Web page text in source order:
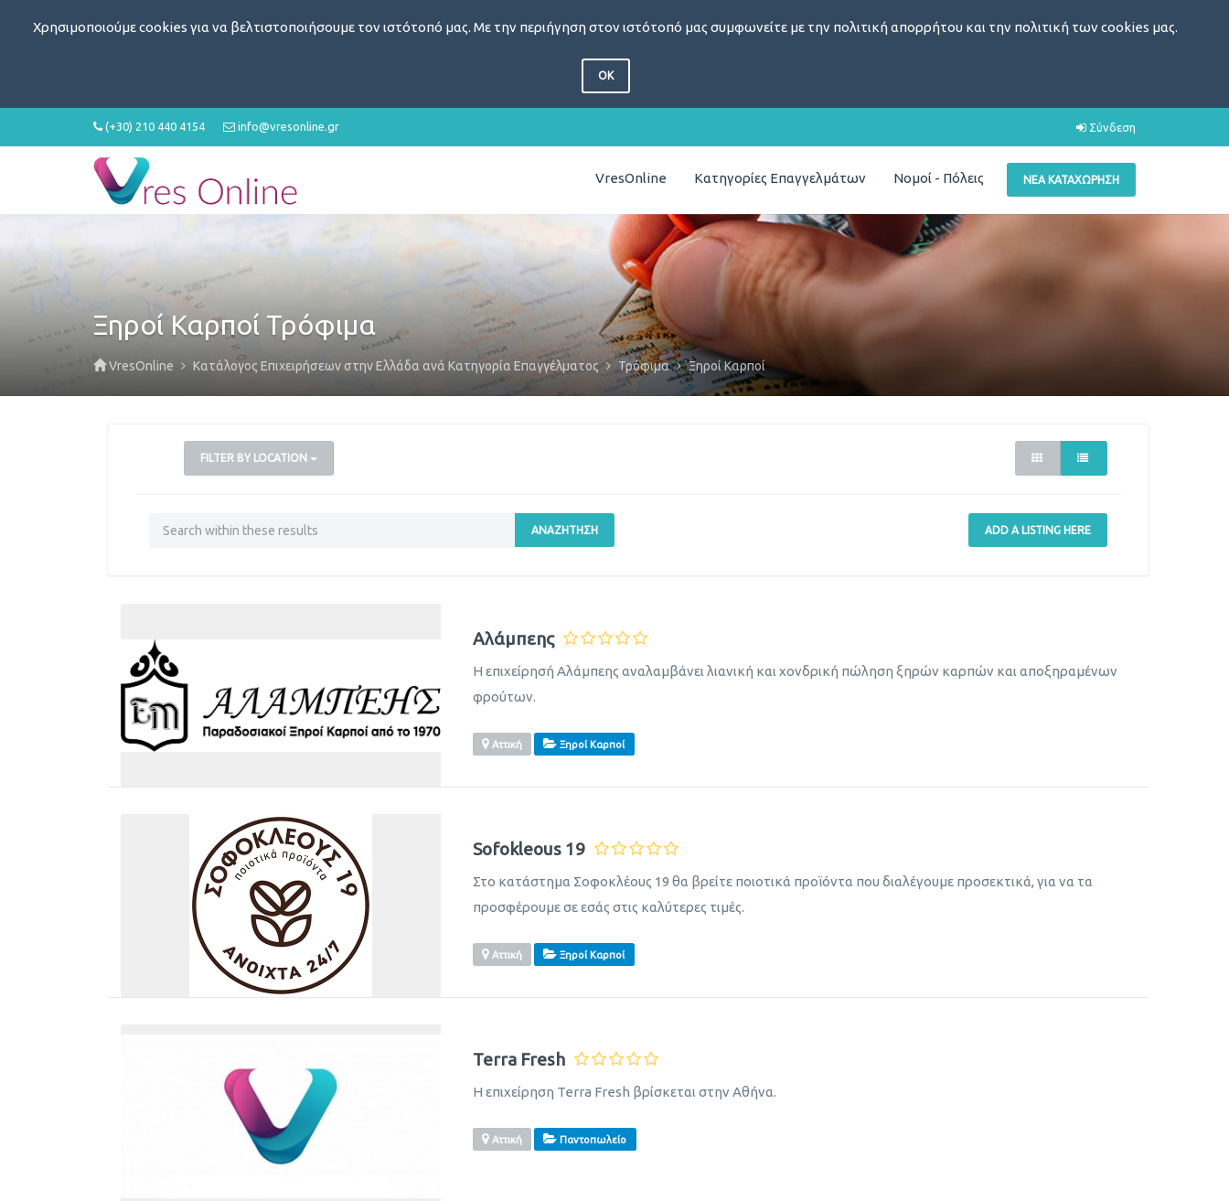
Χρησιμοποιούμε cookies για να βελτιστοποιήσουμε τον ιστότοπό μας. Με την περιήγηση στον ιστότοπό μας συμφωνείτε με την πολιτική απορρήτου και την πολιτική των cookies μας.
OK
Σύνδεση
(+30) 210 440 4154 info@vresonline.gr
ΝΈΑ ΚΑΤΑΧΏΡΗΣΗ
VresOnline Κατηγορίες Επαγγελμάτων Νομοί - Πόλεις
Ξηροί Καρποί Τρόφιμα
VresOnline Κατάλογος Επιχειρήσεων στην Ελλάδα ανά Κατηγορία Επαγγέλματος Τρόφιμα Ξηροί Καρποί
FILTER BY LOCATION
ΑΝΑΖΉΤΗΣΗ ADD A LISTING HERE
Αλάμπεης
Η επιχείρησή Αλάμπεης αναλαμβάνει λιανική και χονδρική πώληση ξηρών καρπών και αποξηραμένων
φρούτων.
Αττική Ξηροί Καρποί
Sofokleous 19
Στο κατάστημα Σοφοκλέους 19 θα βρείτε ποιοτικά προϊόντα που διαλέγουμε προσεκτικά, για να τα
προσφέρουμε σε εσάς στις καλύτερες τιμές.
Αττική Ξηροί Καρποί
Terra Fresh
Η επιχείρηση Terra Fresh βρίσκεται στην Αθήνα.
Αττική Παντοπωλείο